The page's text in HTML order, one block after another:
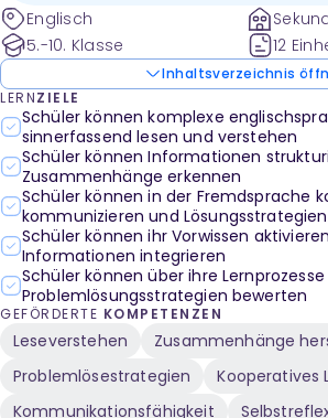
Lehrerhinweise, Arbeitsblätter,
Erweiterungskärtchen und Follow-
Diagnosebögen zur
Englisch
5.-10. Klasse
12
Inhaltsverzeichnis
LERNZIELE
Schüler können komplexe
sinnerfassend lesen und verstehen
Schüler können Informationen
Zusammenhänge erkennen
Schüler können in der Fremdsprache
kommunizieren und
Schüler können ihr Vorwissen
Informationen integrieren
Schüler können über ihre
Problemlösungsstrategien bewerten
GEFÖRDERTE KOMPETENZEN
Leseverstehen
Zusammenhänge
Problemlösestrategien
Kooperatives
Kommunikationsfähigkeit